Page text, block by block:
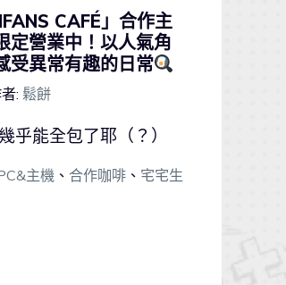
CAFÉ」合作主
定營業中！以人氣角
受異常有趣的日常
: 鬆餅
乎能全包了耶（？）
主機 、 合作咖啡、 宅宅生